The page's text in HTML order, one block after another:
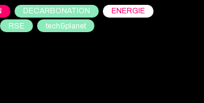
DECARBONATION
ENERGIE
RSE tech&planet